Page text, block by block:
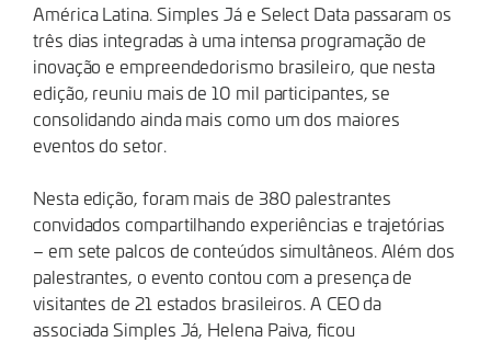
América Latina. Simples Já e Select Data passaram os
três dias integradas à uma intensa programação de
inovação e empreendedorismo brasileiro, que nesta
edição, reuniu mais de 10 mil participantes, se
consolidando ainda mais como um dos maiores
eventos do setor.
Nesta edição, foram mais de 380 palestrantes
convidados compartilhando experiências e trajetórias
– em sete palcos de conteúdos simultâneos. Além dos
palestrantes, o evento contou com a presença de
visitantes de 21 estados brasileiros. A CEO da
associada Simples Já, Helena Paiva, ficou